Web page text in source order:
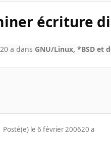
écriture
20 a dans GNU/Linux, *BSD et
Posté(e) le 6 février 200620 a